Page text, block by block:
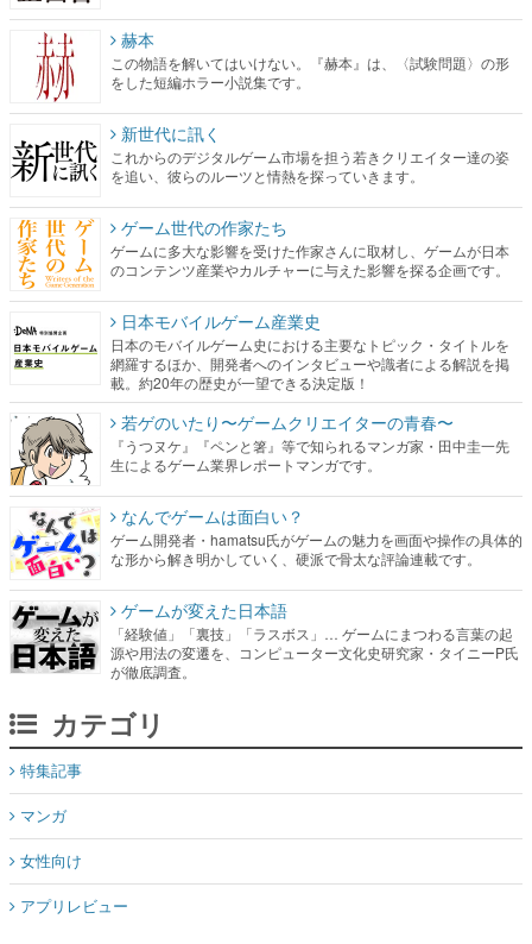
赫本
この物語を解いてはいけない。『赫本』は、〈試験問題〉の形
をした短編ホラー小説集です。
新世代に訊く
これからのデジタルゲーム市場を担う若きクリエイター達の姿
を追い、彼らのルーツと情熱を探っていきます。
ゲーム世代の作家たち
ゲームに多大な影響を受けた作家さんに取材し、ゲームが日本
のコンテンツ産業やカルチャーに与えた影響を探る企画です。
日本モバイルゲーム産業史
日本のモバイルゲーム史における主要なトピック・タイトルを
網羅するほか、開発者へのインタビューや識者による解説を掲
載。約20年の歴史が一望できる決定版！
若ゲのいたり〜ゲームクリエイターの青春〜
『うつヌケ』『ペンと箸』等で知られるマンガ家・田中圭一先
生によるゲーム業界レポートマンガです。
なんでゲームは面白い？
ゲーム開発者・hamatsu氏がゲームの魅力を画面や操作の具体的
な形から解き明かしていく、硬派で骨太な評論連載です。
ゲームが変えた日本語
「経験値」「裏技」「ラスボス」… ゲームにまつわる言葉の起
源や用法の変遷を、コンピューター文化史研究家・タイニーP氏
が徹底調査。
カテゴリ
特集記事
マンガ
女性向け
アプリレビュー